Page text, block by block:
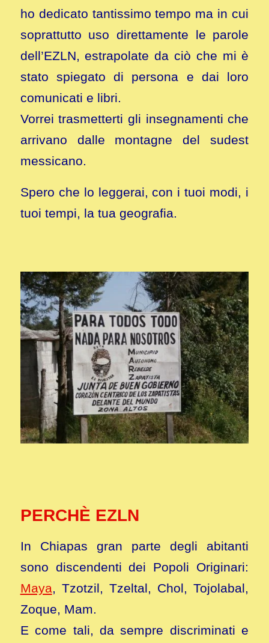
ho dedicato tantissimo tempo ma in cui
soprattutto uso direttamente le parole
dell’EZLN, estrapolate da ciò che mi è
stato spiegato di persona e dai loro
comunicati e libri.
Vorrei trasmetterti gli insegnamenti che
arrivano dalle montagne del sudest
messicano.
Spero che lo leggerai, con i tuoi modi, i
tuoi tempi, la tua geografia.
PERCHÈ EZLN
In Chiapas gran parte degli abitanti
sono discendenti dei Popoli Originari:
Maya, Tzotzil, Tzeltal, Chol, Tojolabal,
Zoque, Mam.
E come tali, da sempre discriminati e